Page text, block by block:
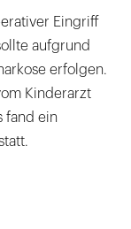
Eingriff
aufgrund
erfolgen.
Kinderarzt
fand ein